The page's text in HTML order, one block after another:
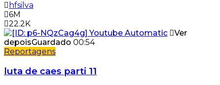
hfsilva
6M
22.2K
Ver
depoisGuardado 00:54
Reportagens
luta de caes parti 11